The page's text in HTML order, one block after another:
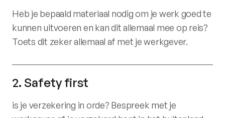
Heb je bepaald materiaal nodig om je werk goed te
kunnen uitvoeren en kan dit allemaal mee op reis?
Toets dit zeker allemaal af met je werkgever.
2. Safety first
is je verzekering in orde? Bespreek met je